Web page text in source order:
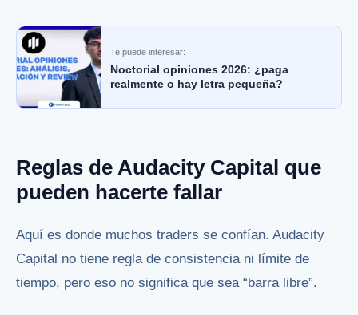
Te puede interesar:
Noctorial opiniones 2026: ¿paga
realmente o hay letra pequeña?
Reglas de Audacity Capital que
pueden hacerte fallar
Aquí es donde muchos traders se confían. Audacity
Capital no tiene regla de consistencia ni límite de
tiempo, pero eso no significa que sea “barra libre”.